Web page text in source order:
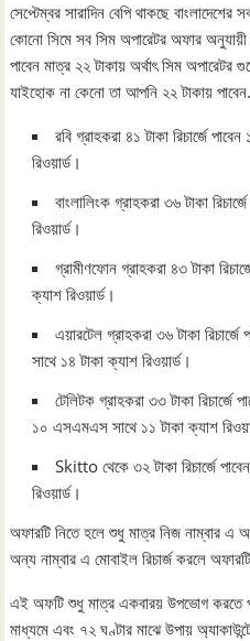
সেপ্টেম্বর সারাদিন বেপি থাকছে
কোনো সিমে সব সিম অপারেটর অফার অনুযায়ী
পাবেন মাত্র ২২ টাকায় অর্থাৎ সিম অপারেটর
যাইহোক না কেনো তা আপনি ২২ টাকায় পাবেন.
রবি গ্রাহকরা ৪১ টাকা রিচার্জে
রিওয়ার্ড।
বাংলালিংক গ্রাহকরা ৩৬ টাকা
রিওয়ার্ড।
গ্রামীণফোন গ্রাহকরা ৪৩ টাকা
ক্যাশ রিওয়ার্ড।
এয়ারটেল গ্রাহকরা ৩৬ টাকা
সাথে ১৪ টাকা ক্যাশ রিওয়ার্ড।
টেলিটক গ্রাহকরা ৩৩ টাকা রিচার্জে
১০ এসএমএস সাথে ১১ টাকা ক্যাশ
Skitto থেকে ৩২ টাকা রিচার্জে
রিওয়ার্ড।
অফারটি নিতে হলে শুধু মাত্র নিজ নাম্বার এ
অন্য নাম্বার এ মোবাইল রিচার্জ করলে
এই অফটি শুধু মাত্র একবারয় উপভোগ করতে
মাধ্যমে এবং ৭২ ঘণ্টার মাঝে উপায়